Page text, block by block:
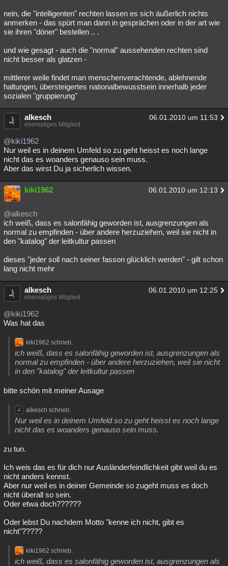
nein, die "intelligenten" rechten lassen es sich äußerlich nichts
anmerken - das spürt man dann in gesprächen oder in der art wie
sie ihren "döner" bestellen .. .
und wie gesagt - auch die "normal" aussehenden rechten sind
nicht besser als glatzen -
mittlerer weile findet man menschenverachtende, ablehnende
haltungen, übersteigertes nationalbewusstsein innerhalb jeder
sozialen "gruppierung"
alkesch 06.01.2010 um 11:53
ehemaliges Mitglied
@kiki1962
Nur weil es in deinem Umfeld so zu geht heisst es noch lange
nicht das es woanders genauso sein muss.
Aber das wirst Du ja sicherlich wissen.
kiki1962 06.01.2010 um 12:13
@alkesch
ich weiß, dass es salonfähig geworden ist, ausgrenzungen als
normal zu empfinden - über andere herzuziehen, weil sie nicht in
den "katalog" der leitkultur passen
dieses "jeder soll nach seiner fasson glücklich werden" - gilt schon
lang nicht mehr
alkesch 06.01.2010 um 12:25
ehemaliges Mitglied
@kiki1962
Was hat das
kiki1962 schrieb:
ich weiß, dass es salonfähig geworden ist, ausgrenzungen als
normal zu empfinden - über andere herzuziehen, weil sie nicht
in den "katalog" der leitkultur passen
bitte schön mit meiner Ausage
alkesch schrieb:
Nur weil es in deinem Umfeld so zu geht heisst es noch lange
nicht das es woanders genauso sein muss.
zu tun.
Ich weis das es für dich nur Ausländerfeindlichkeit gibt weil du es
nicht anders kennst.
Aber nur weil es in deiner Gemeinde so zugeht muss es doch
nicht überall so sein.
Oder etwa doch??????
Oder lebst Du nachdem Motto "kenne ich nicht, gibt es
nicht"?????
kiki1962 schrieb:
ich weiß, dass es salonfähig geworden ist, ausgrenzungen als